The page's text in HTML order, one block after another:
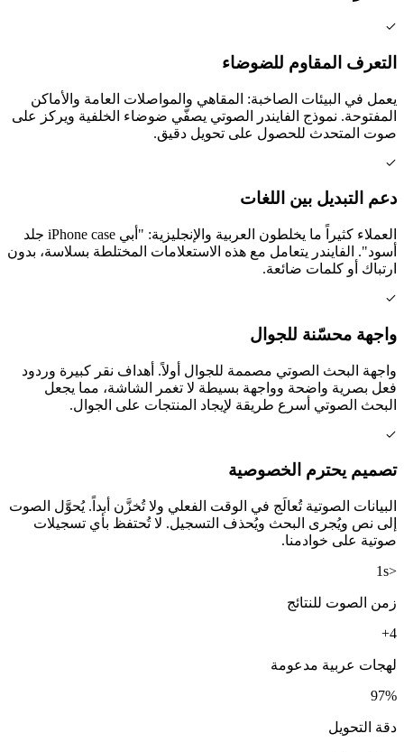
التعرف المقاوم للضوضاء
يعمل في البيئات الصاخبة: المقاهي والمواصلات العامة والأماكن
المفتوحة. نموذج الفايندر الصوتي يصفّي ضوضاء الخلفية ويركز على
صوت المتحدث للحصول على تحويل دقيق.
دعم التبديل بين اللغات
العملاء كثيراً ما يخلطون العربية والإنجليزية: "أبي iPhone case جلد
أسود". الفايندر يتعامل مع هذه الاستعلامات المختلطة بسلاسة، بدون
ارتباك أو كلمات ضائعة.
واجهة محسّنة للجوال
واجهة البحث الصوتي مصممة للجوال أولاً. أهداف نقر كبيرة وردود
فعل بصرية واضحة وواجهة بسيطة لا تغمر الشاشة، مما يجعل
البحث الصوتي أسرع طريقة لإيجاد المنتجات على الجوال.
تصميم يحترم الخصوصية
البيانات الصوتية تُعالَج في الوقت الفعلي ولا تُخزَّن أبداً. يُحوَّل الصوت
إلى نص ويُجرى البحث ويُحذف التسجيل. لا تُحتفظ بأي تسجيلات
صوتية على خوادمنا.
<1s
زمن الصوت للنتائج
4+
لهجات عربية مدعومة
97%
دقة التحويل